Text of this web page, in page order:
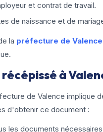
et contrat de travail.
de naissance et de
la préfecture de Valence
à
de Valence implique
d'obtenir ce document :
les documents